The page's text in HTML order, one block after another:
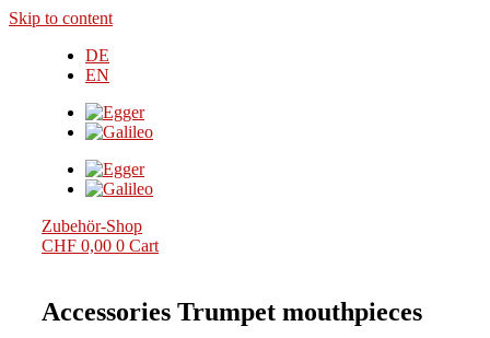
Skip to content
DE
EN
Zubehör-Shop
CHF 0,00 0 Cart
Accessories Trumpet mouthpieces